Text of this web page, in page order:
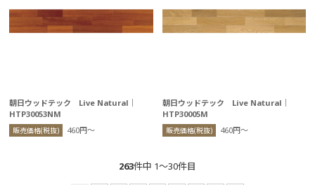
朝日ウッドテック Live Natural｜
HTP30053NM
販売価格(税抜) 460円〜
朝日ウッドテック Live Natural｜
HTP30005M
販売価格(税抜) 460円〜
263件中 1〜30件目